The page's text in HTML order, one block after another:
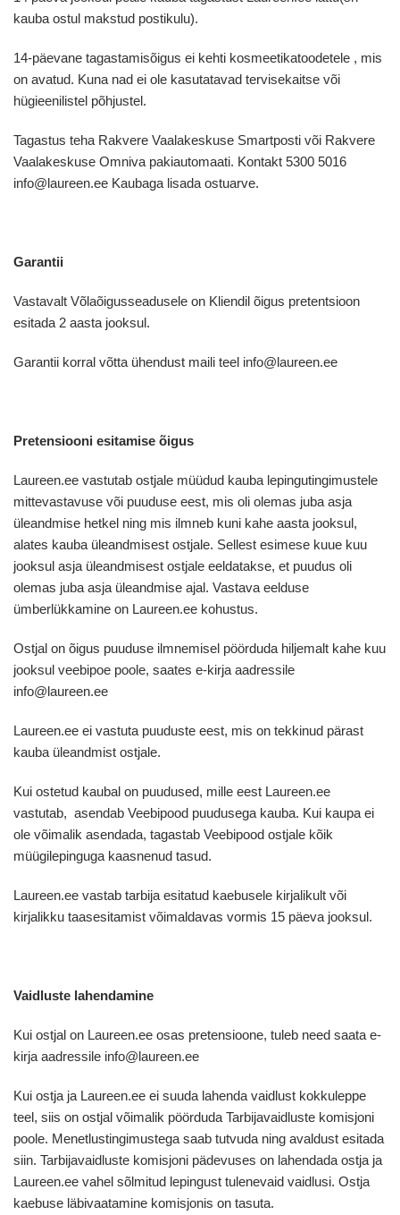
kauba ostul makstud postikulu).
14-päevane tagastamisõigus ei kehti kosmeetikatoodetele , mis
on avatud. Kuna nad ei ole kasutatavad tervisekaitse või
hügieenilistel põhjustel.
Tagastus teha Rakvere Vaalakeskuse Smartposti või Rakvere
Vaalakeskuse Omniva pakiautomaati. Kontakt 5300 5016
info@laureen.ee Kaubaga lisada ostuarve.
Garantii
Vastavalt Võlaõigusseadusele on Kliendil õigus pretentsioon
esitada 2 aasta jooksul.
Garantii korral võtta ühendust maili teel info@laureen.ee
Pretensiooni esitamise õigus
Laureen.ee vastutab ostjale müüdud kauba lepingutingimustele
mittevastavuse või puuduse eest, mis oli olemas juba asja
üleandmise hetkel ning mis ilmneb kuni kahe aasta jooksul,
alates kauba üleandmisest ostjale. Sellest esimese kuue kuu
jooksul asja üleandmisest ostjale eeldatakse, et puudus oli
olemas juba asja üleandmise ajal. Vastava eelduse
ümberlükkamine on Laureen.ee kohustus.
Ostjal on õigus puuduse ilmnemisel pöörduda hiljemalt kahe kuu
jooksul veebipoe poole, saates e-kirja aadressile
info@laureen.ee
Laureen.ee ei vastuta puuduste eest, mis on tekkinud pärast
kauba üleandmist ostjale.
Kui ostetud kaubal on puudused, mille eest Laureen.ee
vastutab, asendab Veebipood puudusega kauba. Kui kaupa ei
ole võimalik asendada, tagastab Veebipood ostjale kõik
müügilepinguga kaasnenud tasud.
Laureen.ee vastab tarbija esitatud kaebusele kirjalikult või
kirjalikku taasesitamist võimaldavas vormis 15 päeva jooksul.
Vaidluste lahendamine
Kui ostjal on Laureen.ee osas pretensioone, tuleb need saata e-
kirja aadressile info@laureen.ee
Kui ostja ja Laureen.ee ei suuda lahenda vaidlust kokkuleppe
teel, siis on ostjal võimalik pöörduda Tarbijavaidluste komisjoni
poole. Menetlustingimustega saab tutvuda ning avaldust esitada
siin. Tarbijavaidluste komisjoni pädevuses on lahendada ostja ja
Laureen.ee vahel sõlmitud lepingust tulenevaid vaidlusi. Ostja
kaebuse läbivaatamine komisjonis on tasuta.